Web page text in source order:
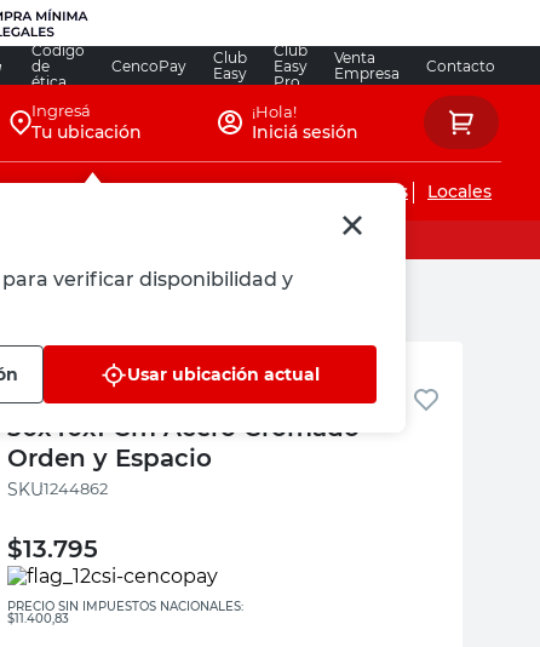
Código
de
ética
CencoPay
Club
Easy
Club
Easy
Pro
Venta
Empresa
Contacto
Ingresá
Tu ubicación
verificar disponibilidad y
Usar ubicación actual
¡Hola!
Iniciá sesión
Servicios de instalaciones Locales
y Espacio
Orden y Espacio
Percha Multiple Pantalones
50x40x1 Cm Acero Cromado
Orden y Espacio
:1244862
$13.795
PRECIO SIN IMPUESTOS NACIONALES:
$11.400,83